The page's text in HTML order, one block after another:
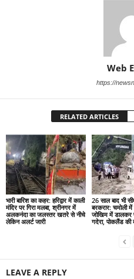
Web
https://
RELATED ARTICLES
भारी बारिश का कहर: हरिद्वार में काली
मंदिर पर गिरा मलबा, श्रीनगर में
अलकनंदा का जलस्तर खतरे से नीचे
लेकिन अलर्ट जारी
26 साल बाद भी
बरकरार: चमोली
जोखिम में डालकर
गदेरा, पोकलैंड की
LEAVE A REPLY